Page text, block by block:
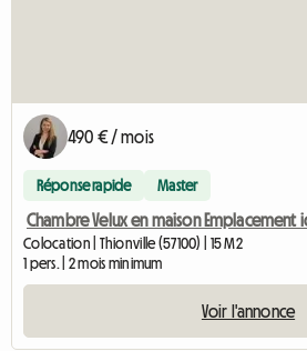
490 € / mois
Réponse rapide Master
Colocation | Thionville (57100) | 15 M2
1 pers. | 2 mois minimum
Voir l'annonce